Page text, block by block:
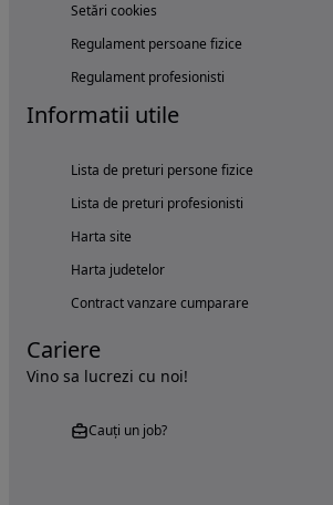
Setări cookies
Regulament persoane fizice
Regulament profesionisti
Informatii utile
Lista de preturi persone fizice
Lista de preturi profesionisti
Harta site
Harta judetelor
Contract vanzare cumparare
Cariere
Vino sa lucrezi cu noi!
Cauți un job?